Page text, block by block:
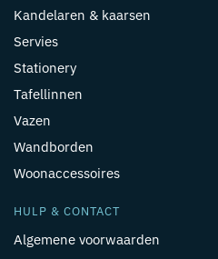
Kandelaren & kaarsen
Servies
Stationery
Tafellinnen
Vazen
Wandborden
Woonaccessoires
HULP & CONTACT
Algemene voorwaarden